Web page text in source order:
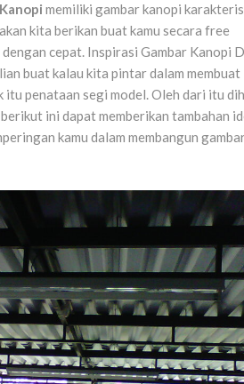
memiliki gambar kanopi
kita berikan buat kamu secara free
cepat. Inspirasi Gambar Kanopi
buat kalau kita pintar dalam membuat
penataan segi model. Oleh dari itu
ini dapat memberikan tambahan
kamu dalam membangun